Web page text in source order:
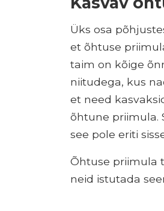
Üks osa
et õhtuse
taim on kõige
niitudega, kus
et need
õhtune priimula.
see pole eriti
Õhtuse priimula
neid istutada